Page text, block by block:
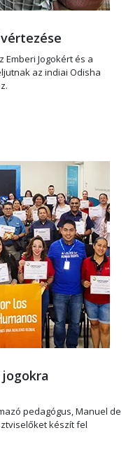
Jogokért és a
az indiai Odisha
pedagógus, Manuel de
készít fel